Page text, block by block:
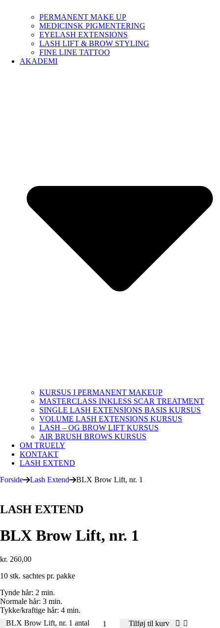
PERMANENT MAKE UP
MEDICINSK PIGMENTERING
EYELASH EXTENSIONS
LASH LIFT & BROW STYLING
FINE LINE TATTOO
AKADEMI
KURSUS I PERMANENT MAKEUP
MASTERCLASS INKLESS SCAR TREATMENT
SINGLE LASH EXTENSIONS BASIS KURSUS
VOLUME LASH EXTENSIONS KURSUS
LASH – OG BROW LIFT KURSUS
AIR BRUSH BROWS KURSUS
OM TRUELY
KONTAKT
LASH EXTEND
Forside
Lash Extend BLX Brow Lift, nr. 1
LASH EXTEND
BLX Brow Lift, nr. 1
kr. 260,00
10 stk. sachtes pr. pakke
Tynde hår: 2 min.
Normale hår: 3 min.
Tykke/kraftige hår: 4 min.
BLX Brow Lift, nr. 1 antal
Tilføj til kurv